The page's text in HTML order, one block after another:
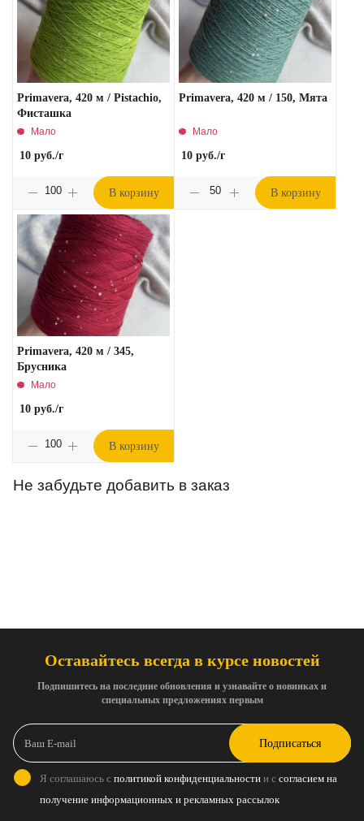
Primavera, 420 м / Pistachio,
Фисташка
Мало
10 руб./г
В корзину
Primavera, 420 м / 150, Мята
Мало
10 руб./г
В корзину
Primavera, 420 м / 345,
Брусника
Мало
10 руб./г
В корзину
Не забудьте добавить в заказ
Оставайтесь всегда в курсе новостей
Подпишитесь на последние обновления и узнавайте о новинках и
специальных предложениях первым
Подписаться
Я соглашаюсь с политикой конфиденциальности и с согласием на
получение информационных и рекламных рассылок